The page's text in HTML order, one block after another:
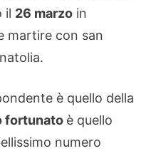
il 26 marzo in
martire con san
è quello della
fortunato è quello
numero